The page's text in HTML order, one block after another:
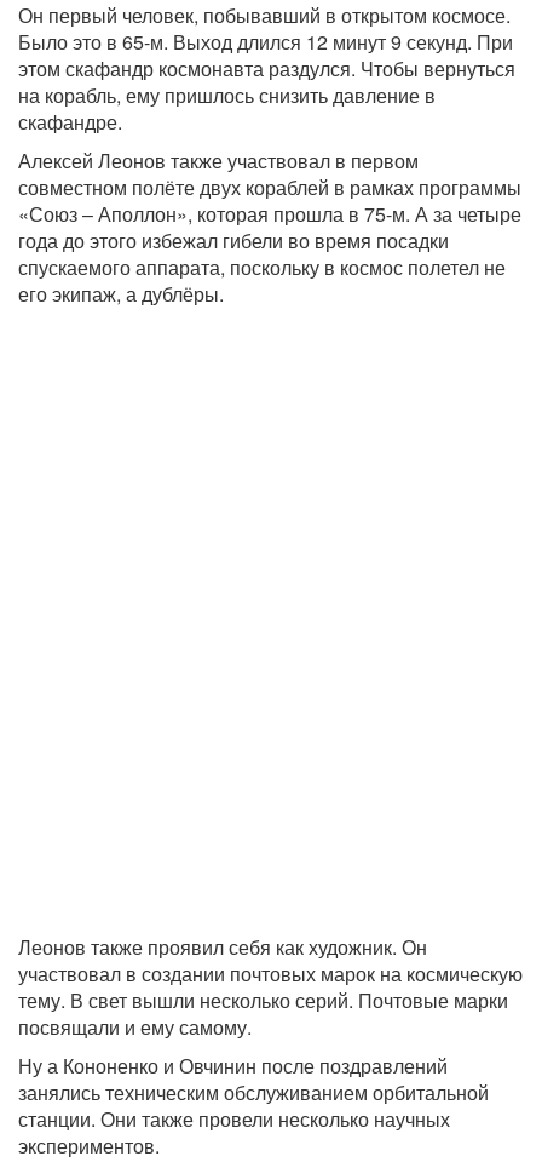
Он первый человек, побывавший в открытом космосе.
Было это в 65-м. Выход длился 12 минут 9 секунд. При
этом скафандр космонавта раздулся. Чтобы вернуться
на корабль, ему пришлось снизить давление в
скафандре.
Алексей Леонов также участвовал в первом
совместном полёте двух кораблей в рамках программы
«Союз – Аполлон», которая прошла в 75-м. А за четыре
года до этого избежал гибели во время посадки
спускаемого аппарата, поскольку в космос полетел не
его экипаж, а дублёры.
Леонов также проявил себя как художник. Он
участвовал в создании почтовых марок на космическую
тему. В свет вышли несколько серий. Почтовые марки
посвящали и ему самому.
Ну а Кононенко и Овчинин после поздравлений
занялись техническим обслуживанием орбитальной
станции. Они также провели несколько научных
экспериментов.